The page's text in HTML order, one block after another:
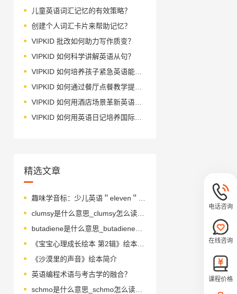
儿童英语词汇记忆的有效策略？
创建个人词汇卡片来帮助记忆？
VIPKID 批改如何助力写作质变？
VIPKID 如何科学讲解英语从句？
VIPKID 如何培养孩子紧急英语能力？
VIPKID 如何通过餐厅点餐教学提升少儿英语应用能力？
VIPKID 如何用酒店场景革新英语教学？
VIPKID 如何用英语日记培养国际化人才？
精选文章
clumsy是什么意思_clumsy怎么读_音标'klʌmzɪ
butadiene是什么意思_butadiene怎么读
《宝宝心理成长绘本 第2辑》绘本简介
《沙漠里的声音》绘本简介
英语编程术语与考古学的融合？
schmo是什么意思_schmo怎么读_音标ʃməʊ
电话咨询
在线咨询
课程价格